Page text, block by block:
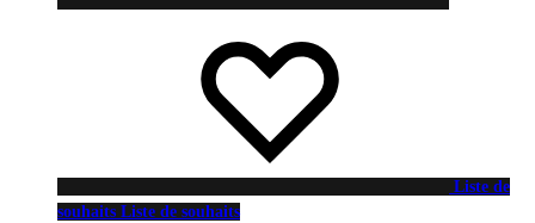
Liste de
souhaits Liste de souhaits